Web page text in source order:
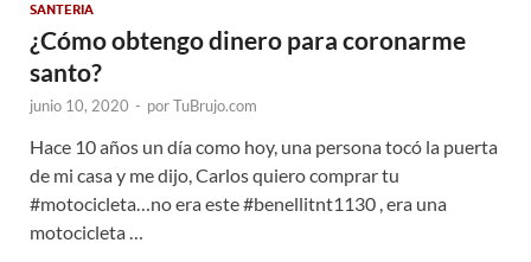
SANTERIA
¿Cómo obtengo dinero para coronarme
santo?
junio 10, 2020 - porTuBrujo.com
Hace 10 años un día como hoy, una persona tocó la puerta
de mi casa y me dijo, Carlos quiero comprar tu
#motocicleta…no era este #benellitnt1130 , era una
motocicleta …